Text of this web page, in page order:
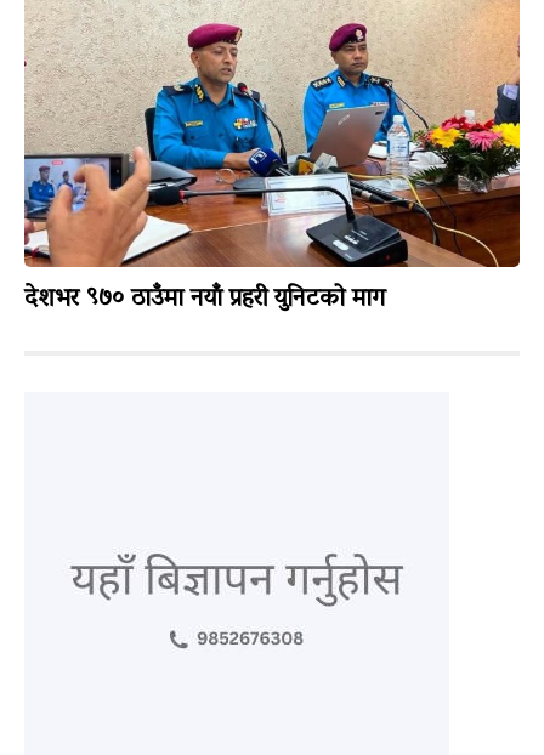
देशभर ९७० ठाउँमा नयाँ प्रहरी युनिटको माग